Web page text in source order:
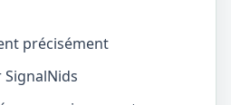
précisément
SignalNids